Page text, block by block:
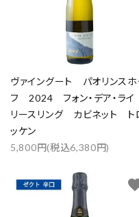
ヴァイングート パオリンスホ
フ 2024 フォン・デア・ライ
リースリング カビネット ト
ッケン
5,800円(税込6,380円)